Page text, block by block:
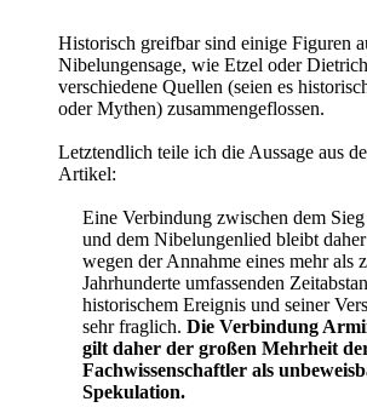
Historisch greifbar sind einige Figuren
Nibelungensage, wie Etzel oder
verschiedene Quellen (seien es
oder Mythen) zusammengeflossen.
Letztendlich teile ich die Aussage aus
Artikel:
Eine Verbindung zwischen dem
und dem Nibelungenlied bleibt
wegen der Annahme eines mehr als
Jahrhunderte umfassenden
historischem Ereignis und seiner
sehr fraglich. Die Verbindung
gilt daher der großen Mehrheit
Fachwissenschaftler als
Spekulation.